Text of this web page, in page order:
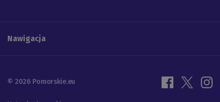
Nawigacja
© 2026 Pomorskie.eu